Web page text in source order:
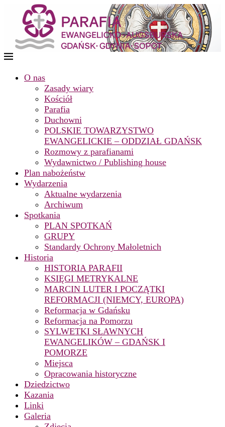
O nas
Zasady wiary
Kościół
Parafia
Duchowni
POLSKIE TOWARZYSTWO
EWANGELICKIE – ODDZIAŁ GDAŃSK
Rozmowy z parafianami
Wydawnictwo / Publishing house
Plan nabożeństw
Wydarzenia
Aktualne wydarzenia
Archiwum
Spotkania
PLAN SPOTKAŃ
GRUPY
Standardy Ochrony Małoletnich
Historia
HISTORIA PARAFII
KSIĘGI METRYKALNE
MARCIN LUTER I POCZĄTKI
REFORMACJI (NIEMCY, EUROPA)
Reformacja w Gdańsku
Reformacja na Pomorzu
SYLWETKI SŁAWNYCH
EWANGELIKÓW – GDAŃSK I
POMORZE
Miejsca
Opracowania historyczne
Dziedzictwo
Kazania
Linki
Galeria